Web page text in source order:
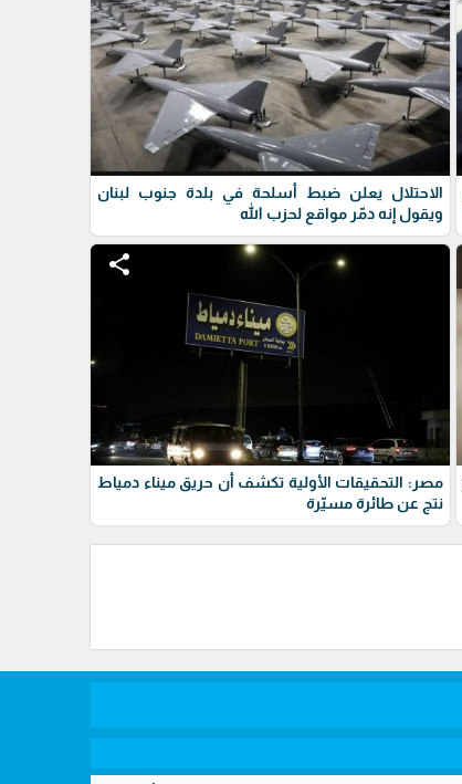
الاحتلال يعلن ضبط أسلحة في بلدة جنوب لبنان
ويقول إنه دمّر مواقع لحزب الله
share
مصر: التحقيقات الأولية تكشف أن حريق ميناء دمياط
نتج عن طائرة مسيّرة